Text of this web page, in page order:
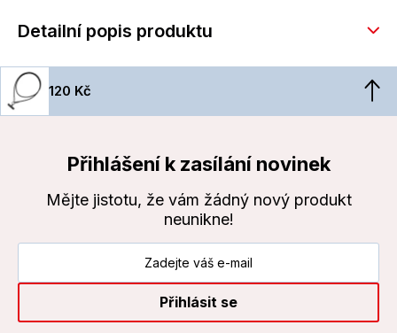
Detailní popis produktu
120 Kč
Přihlášení k zasílání novinek
Mějte jistotu, že vám žádný nový produkt
neunikne!
Přihlásit se